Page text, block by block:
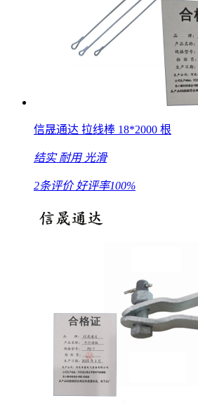
信晟通达 拉线棒 18*2000 根
结实 耐用 光滑
2条评价 好评率100%